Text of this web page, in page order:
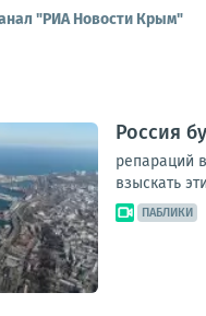
"РИА Новости Крым"
Россия
репараций
взыскать
ПАБЛИКИ